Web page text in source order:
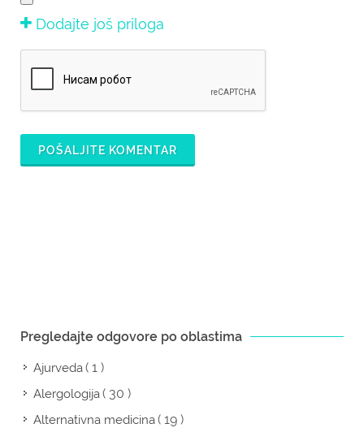
Dodajte još priloga
POŠALJITE KOMENTAR
Pregledajte odgovore po oblastima
Ajurveda( 1 )
Alergologija( 30 )
Alternativna medicina( 19 )